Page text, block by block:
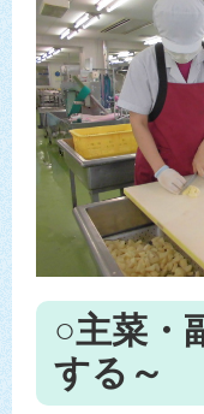
○主菜・
する～